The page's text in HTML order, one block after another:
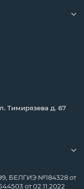
Тимирязева д. 67
БЕЛГИЭ №184328 от
от 02.11.2022